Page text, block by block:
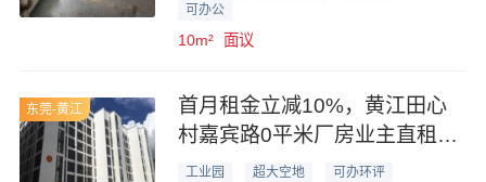
可办公
10m² 面议
东莞-黄江
首月租金立减10%，黄江田心
村嘉宾路0平米厂房业主直租，
形象好可办环评
工业园 超大空地
可办环评